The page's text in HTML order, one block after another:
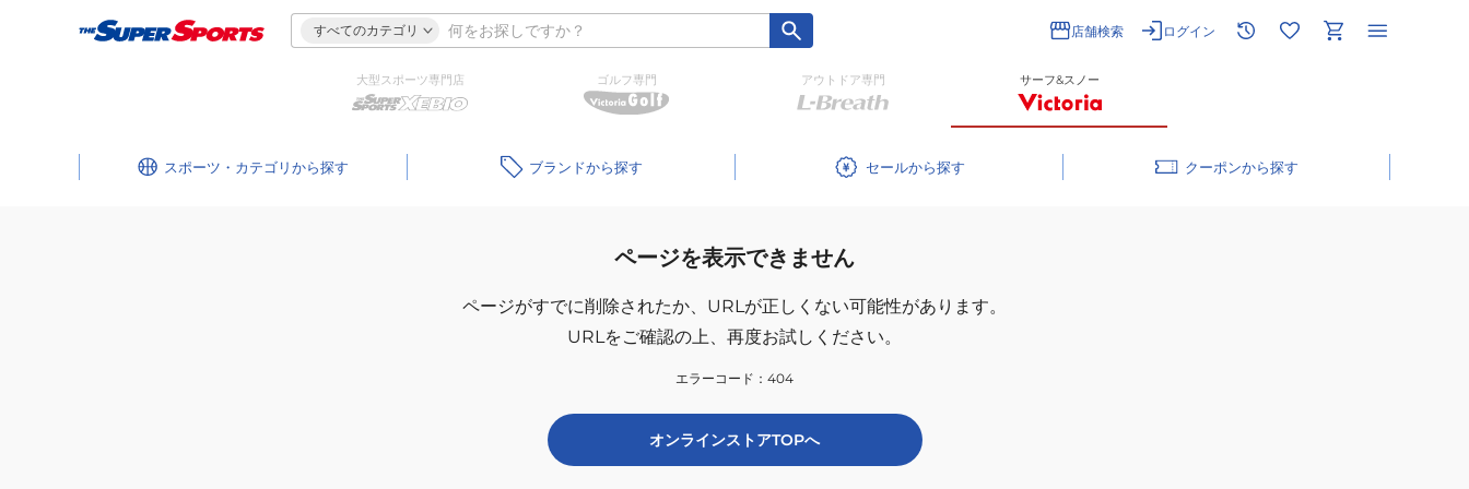
すべてのカテゴリ 店舗検索 ログイン
大型スポーツ専門店 ゴルフ専門 アウトドア専門 サーフ&スノー
スポーツ・カテゴリ ブランド セール クーポン
ページを表示できません
ページがすでに削除されたか、 URLが正しくない可能性があります。
URLをご確認の上、再度お試しください。
エラーコード： 404
オンラインストアTOPへ